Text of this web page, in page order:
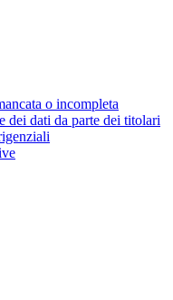
o incompleta
dei dati da parte dei titolari